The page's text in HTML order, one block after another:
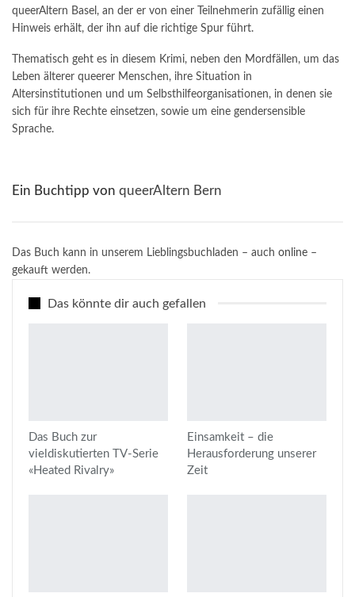
queerAltern Basel, an der er von einer Teilnehmerin zufällig einen
Hinweis erhält, der ihn auf die richtige Spur führt.
Thematisch geht es in diesem Krimi, neben den Mordfällen, um das
Leben älterer queerer Menschen, ihre Situation in
Altersinstitutionen und um Selbsthilfeorganisationen, in denen sie
sich für ihre Rechte einsetzen, sowie um eine gendersensible
Sprache.
Ein Buchtipp von queerAltern Bern
Das Buch kann in unserem Lieblingsbuchladen – auch online –
gekauft werden.
Das könnte dir auch gefallen
Das Buch zur
vieldiskutierten TV-Serie
«Heated Rivalry»
Einsamkeit – die
Herausforderung unserer
Zeit